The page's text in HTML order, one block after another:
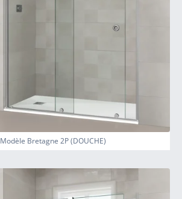
Modèle Bretagne 2P (DOUCHE)